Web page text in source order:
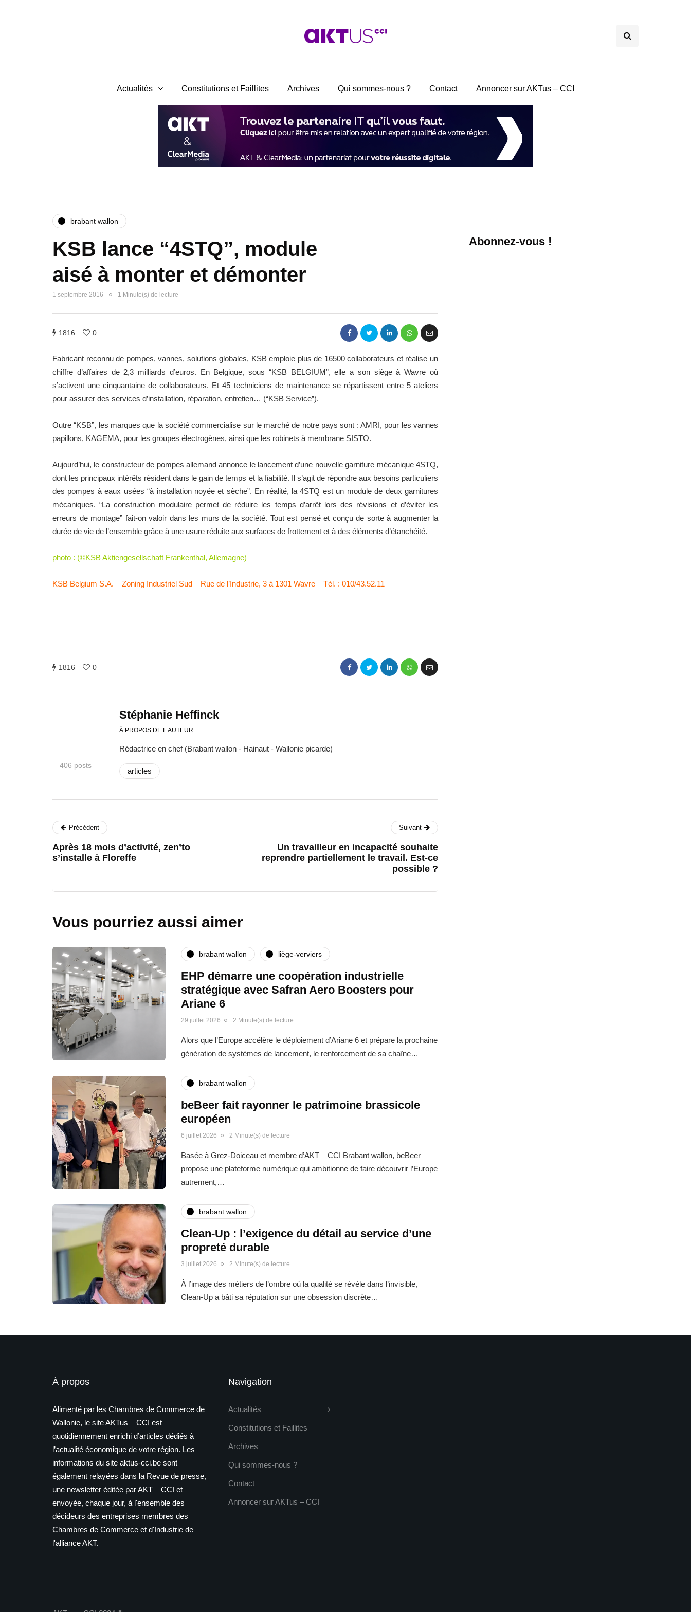
Actualités Constitutions et Faillites Archives Qui sommes-nous ? Contact Annoncer sur AKTus – CCI
brabant wallon
KSB lance “4STQ”, module
aisé à monter et démonter
1 septembre 2016 1 Minute(s) de lecture
1816 0
Fabricant reconnu de pompes, vannes, solutions globales, KSB emploie plus de 16500 collaborateurs et réalise un
chiffre d’affaires de 2,3 milliards d’euros. En Belgique, sous “KSB BELGIUM”, elle a son siège à Wavre où
s’activent une cinquantaine de collaborateurs. Et 45 techniciens de maintenance se répartissent entre 5 ateliers
pour assurer des services d’installation, réparation, entretien… (“KSB Service”).
Outre “KSB”, les marques que la société commercialise sur le marché de notre pays sont : AMRI, pour les vannes
papillons, KAGEMA, pour les groupes électrogènes, ainsi que les robinets à membrane SISTO.
Aujourd’hui, le constructeur de pompes allemand annonce le lancement d’une nouvelle garniture mécanique 4STQ,
dont les principaux intérêts résident dans le gain de temps et la fiabilité. Il s’agit de répondre aux besoins particuliers
des pompes à eaux usées “à installation noyée et sèche”. En réalité, la 4STQ est un module de deux garnitures
mécaniques. “La construction modulaire permet de réduire les temps d’arrêt lors des révisions et d’éviter les
erreurs de montage” fait-on valoir dans les murs de la société. Tout est pensé et conçu de sorte à augmenter la
durée de vie de l’ensemble grâce à une usure réduite aux surfaces de frottement et à des éléments d’étanchéité.
photo : (©KSB Aktiengesellschaft Frankenthal, Allemagne)
KSB Belgium S.A. – Zoning Industriel Sud – Rue de l’Industrie, 3 à 1301 Wavre – Tél. : 010/43.52.11
1816 0
Abonnez-vous !
406 posts
Stéphanie Heffinck
À PROPOS DE L’AUTEUR
Rédactrice en chef (Brabant wallon - Hainaut - Wallonie picarde)
articles
Précédent
Après 18 mois d’activité, zen’to
s’installe à Floreffe
Suivant
Un travailleur en incapacité souhaite
reprendre partiellement le travail. Est-ce
possible ?
Vous pourriez aussi aimer
brabant wallon liège-verviers
EHP démarre une coopération industrielle
stratégique avec Safran Aero Boosters pour
Ariane 6
29 juillet 2026 2 Minute(s) de lecture
Alors que l’Europe accélère le déploiement d’Ariane 6 et prépare la prochaine
génération de systèmes de lancement, le renforcement de sa chaîne…
brabant wallon
beBeer fait rayonner le patrimoine brassicole
européen
6 juillet 2026 2 Minute(s) de lecture
Basée à Grez-Doiceau et membre d’AKT – CCI Brabant wallon, beBeer
propose une plateforme numérique qui ambitionne de faire découvrir l’Europe
autrement,…
brabant wallon
Clean-Up : l’exigence du détail au service d’une
propreté durable
3 juillet 2026 2 Minute(s) de lecture
À l’image des métiers de l’ombre où la qualité se révèle dans l’invisible,
Clean-Up a bâti sa réputation sur une obsession discrète…
À propos
Alimenté par les Chambres de Commerce de
Wallonie, le site AKTus – CCI est
quotidiennement enrichi d’articles dédiés à
l’actualité économique de votre région. Les
informations du site aktus-cci.be sont
également relayées dans la Revue de presse,
une newsletter éditée par AKT – CCI et
envoyée, chaque jour, à l'ensemble des
décideurs des entreprises membres des
Chambres de Commerce et d'Industrie de
l'alliance AKT.
Navigation
Actualités
Constitutions et Faillites
Archives
Qui sommes-nous ?
Contact
Annoncer sur AKTus – CCI